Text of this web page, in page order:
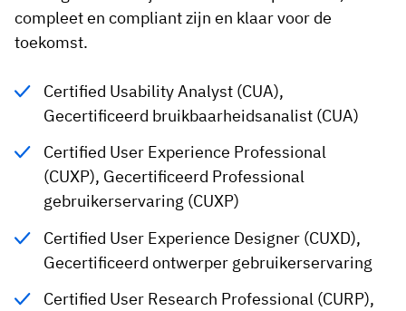
compleet en compliant zijn en klaar voor de
toekomst.
Certified Usability Analyst (CUA),
Gecertificeerd bruikbaarheidsanalist (CUA)
Certified User Experience Professional
(CUXP), Gecertificeerd Professional
gebruikerservaring (CUXP)
Certified User Experience Designer (CUXD),
Gecertificeerd ontwerper gebruikerservaring
Certified User Research Professional (CURP),